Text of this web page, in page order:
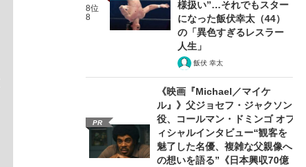
8位
8
様扱い”…それでもスター
になった飯伏幸太（44）
の「異色すぎるレスラー
人生」
飯伏 幸太
PR
《映画『Michael／マイケ
ル』》父ジョセフ・ジャクソン
役、コールマン・ドミンゴ オフ
ィシャルインタビュー“観客を
魅了した名優、複雑な父親像へ
の想いを語る”《日本興収70億